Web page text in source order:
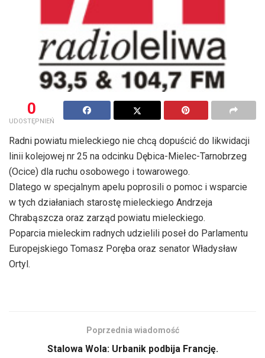
0
UDOSTĘPNIEŃ
Radni powiatu mieleckiego nie chcą dopuścić do likwidacji
linii kolejowej nr 25 na odcinku Dębica-Mielec-Tarnobrzeg
(Ocice) dla ruchu osobowego i towarowego.
Dlatego w specjalnym apelu poprosili o pomoc i wsparcie
w tych działaniach starostę mieleckiego Andrzeja
Chrabąszcza oraz zarząd powiatu mieleckiego.
Poparcia mieleckim radnych udzielili poseł do Parlamentu
Europejskiego Tomasz Poręba oraz senator Władysław
Ortyl.
Poprzednia wiadomość
Stalowa Wola: Urbanik podbija Francję.